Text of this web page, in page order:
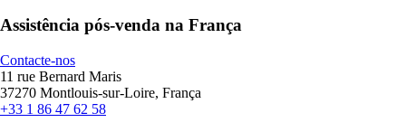
Assistência pós-venda na França
Contacte-nos
11 rue Bernard Maris
37270 Montlouis-sur-Loire, França
+33 1 86 47 62 58